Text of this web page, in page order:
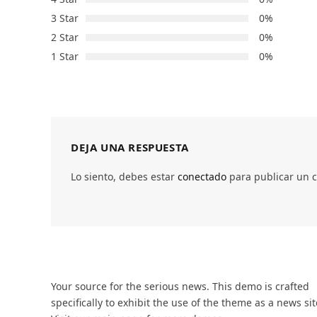
3 Star
0%
2 Star
0%
1 Star
0%
DEJA UNA RESPUESTA
Lo siento, debes estar conectado para publicar un
Your source for the serious news. This demo is crafted
specifically to exhibit the use of the theme as a news